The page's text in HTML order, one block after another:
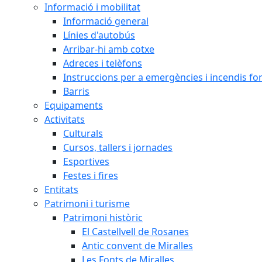
Informació i mobilitat
Informació general
Línies d'autobús
Arribar-hi amb cotxe
Adreces i telèfons
Instruccions per a emergències i incendis
Barris
Equipaments
Activitats
Culturals
Cursos, tallers i jornades
Esportives
Festes i fires
Entitats
Patrimoni i turisme
Patrimoni històric
El Castellvell de Rosanes
Antic convent de Miralles